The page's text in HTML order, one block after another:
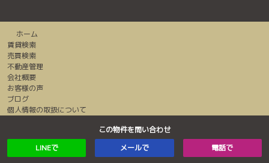
この物件を問い合わせ
LINEで
メールで 電話で
ホーム
賃貸検索
売買検索
不動産管理
会社概要
お客様の声
ブログ
個人情報の取扱について
センチュリー２１加盟店は全て独立・自営です。
Copyright© 2018 Fudousan Ryutsu Center Co.,Ltd All Rights Reserved